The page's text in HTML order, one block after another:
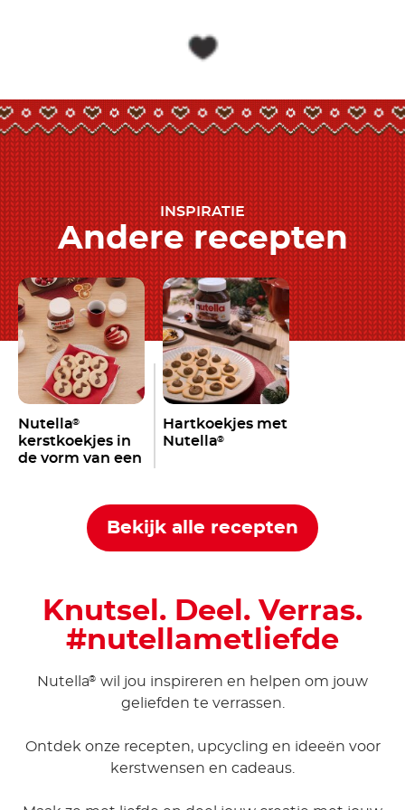
INSPIRATIE
Andere recepten
Nutella®
kerstkoekjes in
de vorm van een
Hartkoekjes met
Nutella®
Bekijk alle recepten
Knutsel. Deel. Verras.
#nutellametliefde
Nutella® wil jou inspireren en helpen om jouw
geliefden te verrassen.
Ontdek onze recepten, upcycling en ideeën voor
kerstwensen en cadeaus.